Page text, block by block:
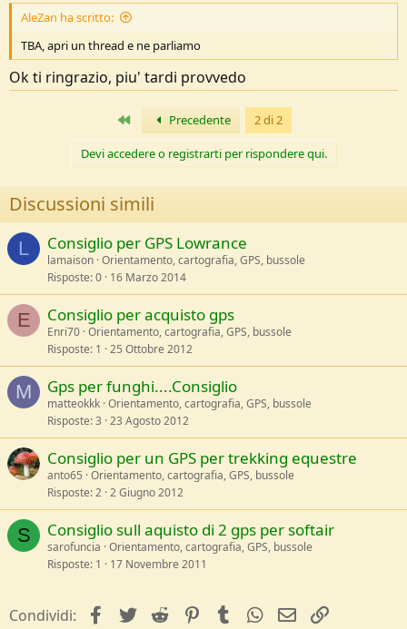
AleZan ha scritto:
TBA, apri un thread e ne parliamo
Ok ti ringrazio, piu' tardi provvedo
Primo Precedente 2 di 2
Devi accedere o registrarti per rispondere qui.
Discussioni simili
L Consiglio per GPS Lowrance
lamaison Orientamento, cartografia, GPS, bussole
Risposte 0 16 Marzo 2014
E Consiglio per acquisto gps
Enri70 Orientamento, cartografia, GPS, bussole
Risposte 1 25 Ottobre 2012
M Gps per funghi....Consiglio
matteokkk Orientamento, cartografia, GPS, bussole
Risposte 3 23 Agosto 2012
Consiglio per un GPS per trekking equestre
anto65 Orientamento, cartografia, GPS, bussole
Risposte 2 2 Giugno 2012
S Consiglio sull aquisto di 2 gps per softair
sarofuncia Orientamento, cartografia, GPS, bussole
Risposte 1 17 Novembre 2011
Condividi: facebookTwitterReddit PinterestTumblrWhatsApp
e-mail